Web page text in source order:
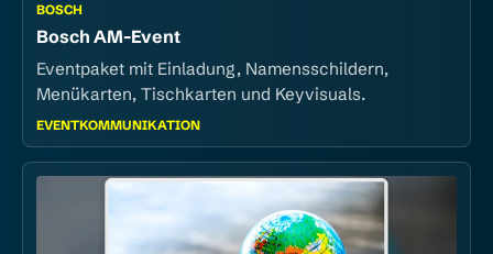
BOSCH
Bosch AM-Event
Eventpaket mit Einladung, Namensschildern,
Menükarten, Tischkarten und Keyvisuals.
EVENTKOMMUNIKATION